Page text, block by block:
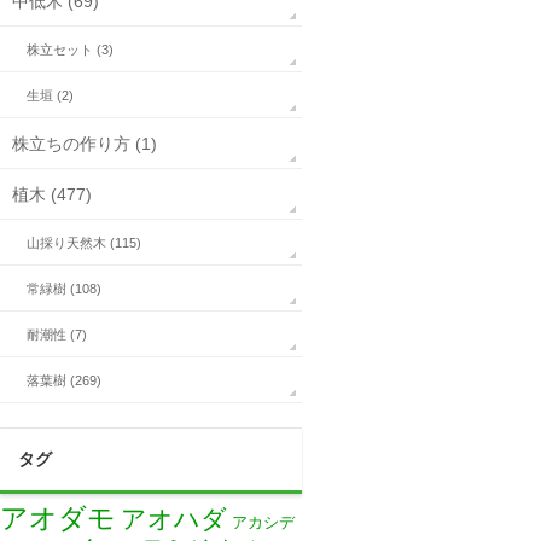
株立セット (3)
生垣 (2)
株立ちの作り方 (1)
植木 (477)
山採り天然木 (115)
常緑樹 (108)
耐潮性 (7)
落葉樹 (269)
タグ
アオダモ アオハダ アカシデ